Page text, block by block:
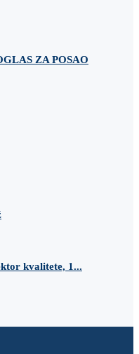
ZA POSAO
kvalitete, 1...